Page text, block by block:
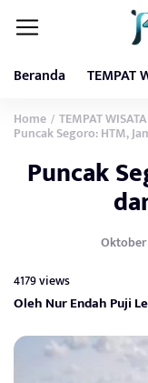
Beranda TEMPAT
Home / TEMPAT WISATA
Puncak Segoro: HTM,
Puncak
Oktober
4179 views
Oleh Nur Endah Puji